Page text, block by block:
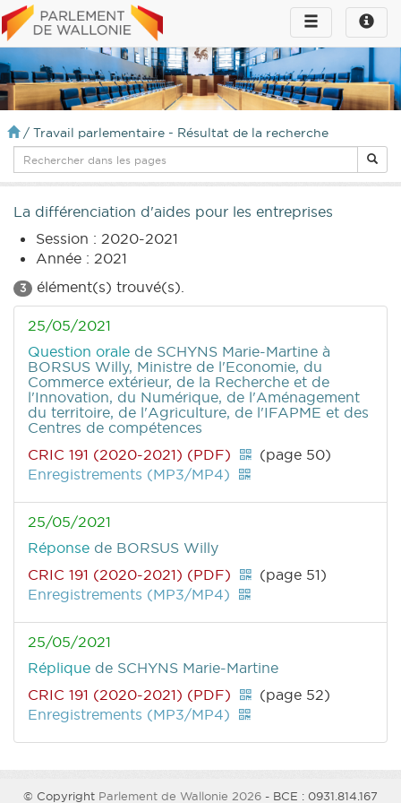
Toggle
infos
Toggle
navigation
/ Travail parlementaire - Résultat de la recherche
La différenciation d'aides pour les entreprises
Session : 2020-2021
Année : 2021
3 élément(s) trouvé(s).
25/05/2021
Question orale de SCHYNS Marie-Martine à
BORSUS Willy, Ministre de l'Economie, du
Commerce extérieur, de la Recherche et de
l'Innovation, du Numérique, de l'Aménagement
du territoire, de l'Agriculture, de l'IFAPME et des
Centres de compétences
CRIC 191 (2020-2021) (PDF)
(page 50)
Enregistrements (MP3/MP4)
25/05/2021
Réponse de BORSUS Willy
CRIC 191 (2020-2021) (PDF)
(page 51)
Enregistrements (MP3/MP4)
25/05/2021
Réplique de SCHYNS Marie-Martine
CRIC 191 (2020-2021) (PDF)
(page 52)
Enregistrements (MP3/MP4)
© Copyright Parlement de Wallonie 2026 - BCE : 0931.814.167